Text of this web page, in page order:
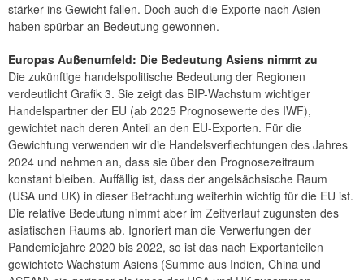
stärker ins Gewicht fallen. Doch auch die Exporte nach Asien
haben spürbar an Bedeutung gewonnen.
Europas Außenumfeld: Die Bedeutung Asiens nimmt zu
Die zukünftige handelspolitische Bedeutung der Regionen
verdeutlicht Grafik 3. Sie zeigt das BIP-Wachstum wichtiger
Handelspartner der EU (ab 2025 Prognosewerte des IWF),
gewichtet nach deren Anteil an den EU-Exporten. Für die
Gewichtung verwenden wir die Handelsverflechtungen des Jahres
2024 und nehmen an, dass sie über den Prognosezeitraum
konstant bleiben. Auffällig ist, dass der angelsächsische Raum
(USA und UK) in dieser Betrachtung weiterhin wichtig für die EU ist.
Die relative Bedeutung nimmt aber im Zeitverlauf zugunsten des
asiatischen Raums ab. Ignoriert man die Verwerfungen der
Pandemiejahre 2020 bis 2022, so ist das nach Exportanteilen
gewichtete Wachstum Asiens (Summe aus Indien, China und